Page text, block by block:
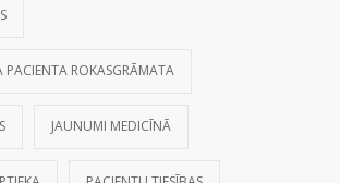
PACIENTA ROKASGRĀMATA
JAUNUMI MEDICĪNĀ